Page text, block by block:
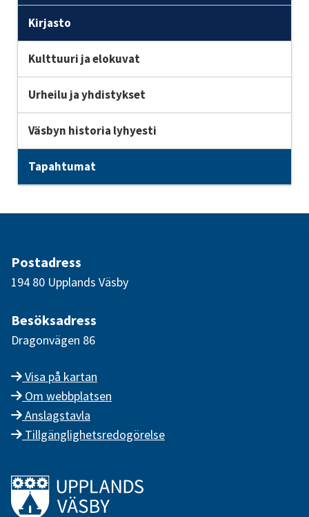
Kirjasto
Kulttuuri ja elokuvat
Urheilu ja yhdistykset
Väsbyn historia lyhyesti
Tapahtumat
Postadress
194 80 Upplands Väsby
Besöksadress
Dragonvägen 86
Visa på kartan
Om webbplatsen
Anslagstavla
Tillgänglighetsredogörelse